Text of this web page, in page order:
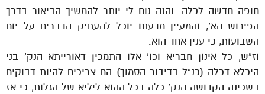
חופה חדשה לכלה. והנה נוח לי יותר להמשיך הביאור בדרך
הפירוש הא’, והמעיין מדעתו יוכל להעתיק הדברים על יום
השבועות, כי ענין אחד הוא.
וז”ש, כל אינון חבריא וכו’ אלו התמכין דאורייתא הנק’ בני
היכלא דכלה (כנ”ל בדיבור הסמוך) הם צריכים להיות דבוקים
בשכינה הקדושה הנק’ כלה בכל ההוא ליליא של הגלות, כי אז